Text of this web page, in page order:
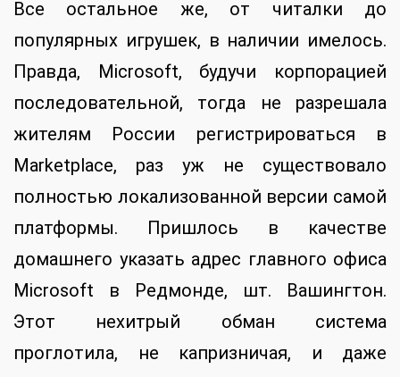
Все остальное же, от читалки до
популярных игрушек, в наличии имелось.
Правда, Microsoft, будучи корпорацией
последовательной, тогда не разрешала
жителям России регистрироваться в
Marketplace, раз уж не существовало
полностью локализованной версии самой
платформы. Пришлось в качестве
домашнего указать адрес главного офиса
Microsoft в Редмонде, шт. Вашингтон.
Этот нехитрый обман система
проглотила, не капризничая, и даже